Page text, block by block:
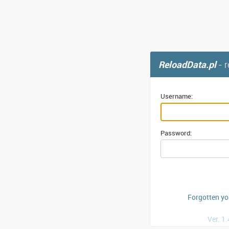
ReloadData.pl-
Username:
Password:
Forgotten
Ver.